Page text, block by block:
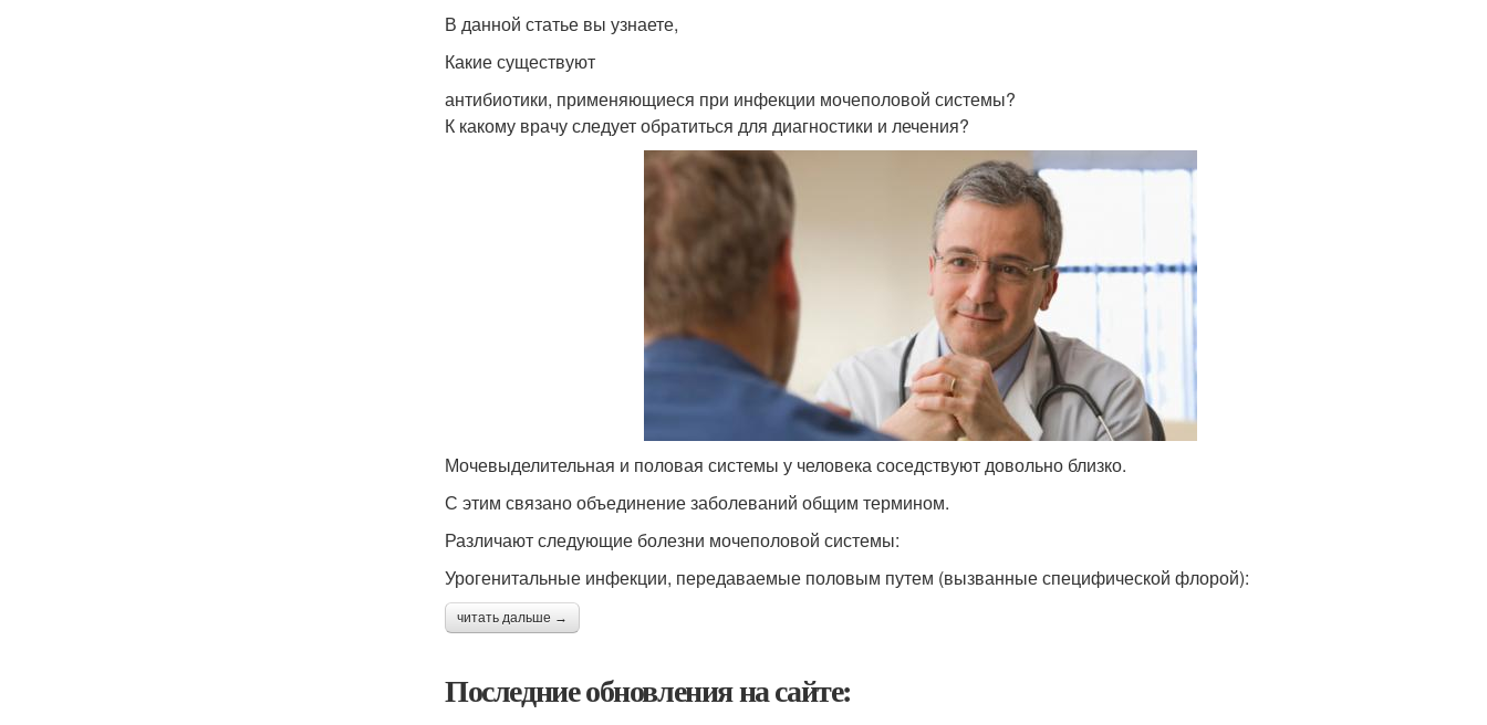
В данной статье вы узнаете,
Какие существуют
антибиотики, применяющиеся при инфекции мочеполовой системы?
К какому врачу следует обратиться для диагностики и лечения?
Мочевыделительная и половая системы у человека соседствуют довольно близко.
С этим связано объединение заболеваний общим термином.
Различают следующие болезни мочеполовой системы:
Урогенитальные инфекции, передаваемые половым путем (вызванные специфической флорой):
читать дальше →
Последние обновления на сайте: